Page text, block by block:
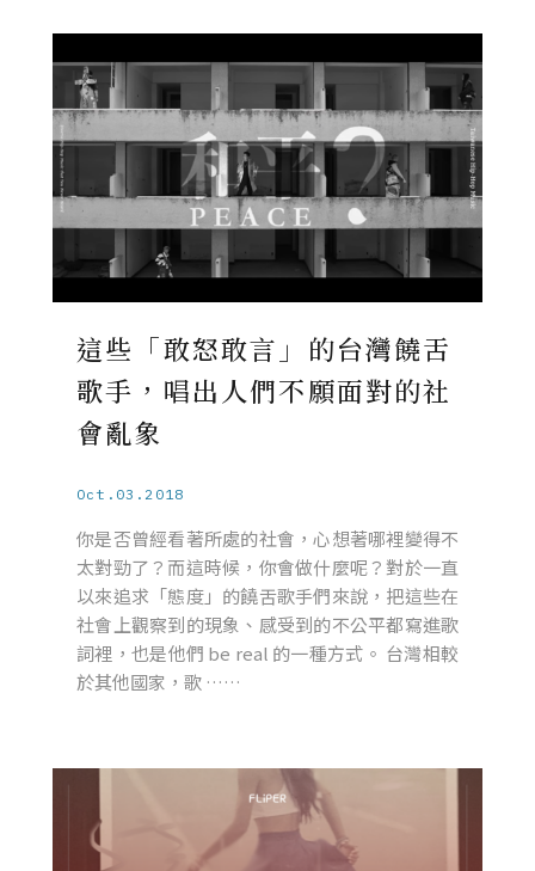
這些「敢怒敢言」的台灣饒舌
歌手，唱出人們不願面對的社
會亂象
Oct.03.2018
你是否曾經看著所處的社會，心想著哪裡變得不
太對勁了？而這時候，你會做什麼呢？對於一直
以來追求「態度」的饒舌歌手們來說，把這些在
社會上觀察到的現象、感受到的不公平都寫進歌
詞裡，也是他們 be real 的一種方式。 台灣相較
於其他國家，歌 ……